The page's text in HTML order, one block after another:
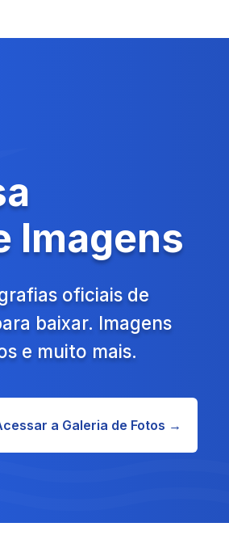
Imagens
oficiais de
baixar. Imagens
e muito mais.
a Galeria de Fotos →